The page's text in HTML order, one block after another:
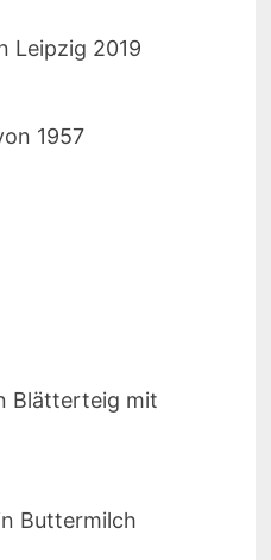
Leipzig 2019
1957
Blätterteig mit
Buttermilch